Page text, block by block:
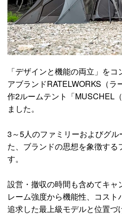
「デザインと機能の両立」を
アブランドRATELWORKS（ラ
作2ルームテント「MUSCHEL
ました。
3～5人のファミリーおよびグ
た、ブランドの思想を象徴す
す。
設営・撤収の時間も含めてキャ
レーム強度から機能性、コス
追求した最上級モデルと位置づ